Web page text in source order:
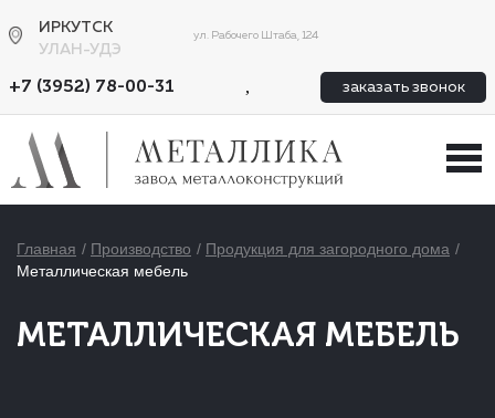
ИРКУТСК
УЛАН-УДЭ
ул. Рабочего Штаба, 124
+7 (3952) 78-00-31 , заказать звонок
Главная Производство
Продукция для загородного дома
Металлическая мебель
МЕТАЛЛИЧЕСКАЯ МЕБЕЛЬ